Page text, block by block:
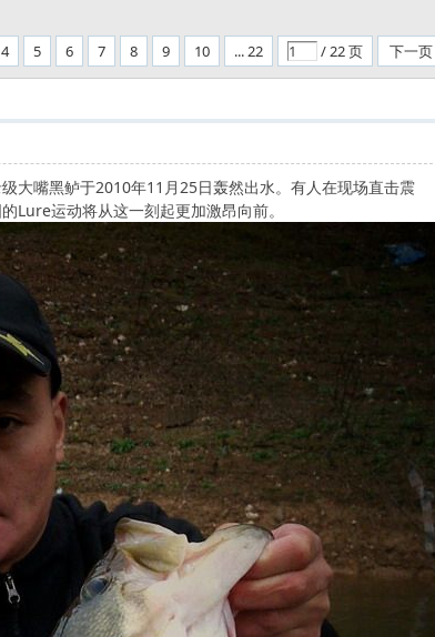
4 5 6 7 8 9 10 ... 22 / 22 页 下一页
大嘴黑鲈于2010年11月25日轰然出水。有人在现场直击震
Lure运动将从这一刻起更加激昂向前。